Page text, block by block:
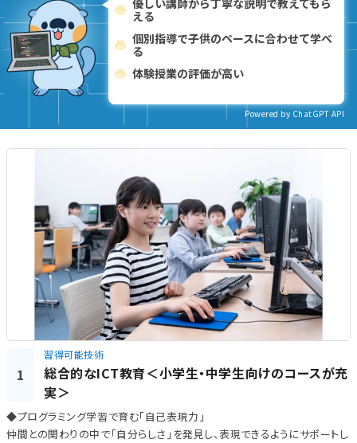
優しい講師から丁寧な説明で教えてもら
える
個別指導で子供のペースに合わせて学べ
る
体験授業の評価が高い
Powered by ChatGPT API
1
習得可能技術
総合的なICT教育＜小学生・中学生向けのコースが充
実＞
◆プログラミング学習で育む「自己表現力」
仲間との関わりの中で「自分らしさ」を発見し、表現できるようにサポートし